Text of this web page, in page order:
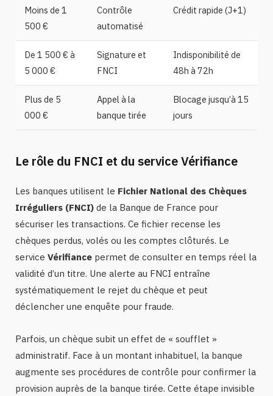
Moins de 1
500 €
Contrôle
automatisé
Crédit rapide (J+1)
De 1 500 € à
5 000 €
Signature et
FNCI
Indisponibilité de
48h à 72h
Plus de 5
000 €
Appel à la
banque tirée
Blocage jusqu’à 15
jours
Le rôle du FNCI et du service Vérifiance
Les banques utilisent le Fichier National des Chèques
Irréguliers (FNCI) de la Banque de France pour
sécuriser les transactions. Ce fichier recense les
chèques perdus, volés ou les comptes clôturés. Le
service Vérifiance permet de consulter en temps réel la
validité d’un titre. Une alerte au FNCI entraîne
systématiquement le rejet du chèque et peut
déclencher une enquête pour fraude.
Parfois, un chèque subit un effet de « soufflet »
administratif. Face à un montant inhabituel, la banque
augmente ses procédures de contrôle pour confirmer la
provision auprès de la banque tirée. Cette étape invisible